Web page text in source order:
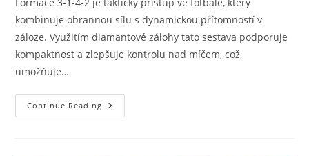
kombinuje obrannou sílu s dynamickou přítomností v
záloze. Využitím diamantové zálohy tato sestava podporuje
kompaktnost a zlepšuje kontrolu nad míčem, což
umožňuje…
Continue Reading 3-
1-